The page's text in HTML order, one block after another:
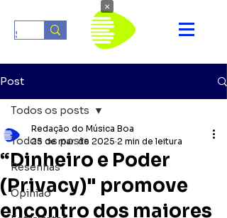
Post
Todos os posts
Resenhas
Opinião
Todos os posts
“Dinheiro e Poder
(Privacy)" promove
encontro dos maiores
Redação do Música Boa
25 de mar. de 2025 2 min de leitura
×